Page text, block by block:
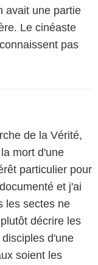
avait une partie
Le cinéaste
pas
de la Vérité,
mort d'une
particulier pour
et j'ai
les sectes ne
décrire les
d'une
soient les